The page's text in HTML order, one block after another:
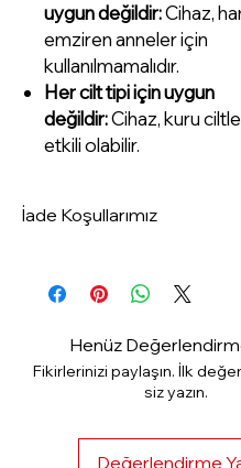
uygun değildir:Cihaz,
emziren anneler için
kullanılmamalıdır.
Her cilt tipi için uygun
değildir:Cihaz, kuru
etkili olabilir.
İade Koşullarımız
kullanılmamış olması
Geç 15 Gün İçerisinde iade
kutusu ile beraber iade
gerekmektedir.
3- Aşağıdaki ürün gruplarının
kullanılmamış olmaları
Henüz
Fikirlerinizi paylaşın. İlk
siz yazın.
Değerlendirme